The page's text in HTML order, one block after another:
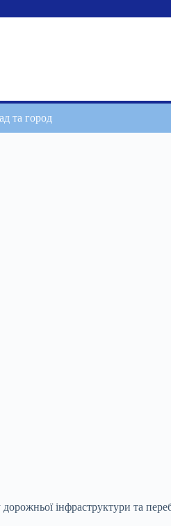
та город
інфраструктури та